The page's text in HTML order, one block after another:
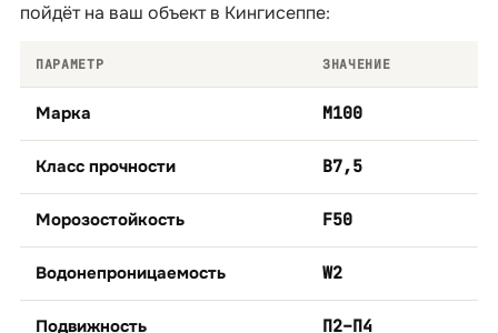
пойдёт на ваш объект в Кингисеппе:
ПАРАМЕТР ЗНАЧЕНИЕ
Марка М100
Класс прочности B7,5
Морозостойкость F50
Водонепроницаемость W2
Подвижность П2–П4